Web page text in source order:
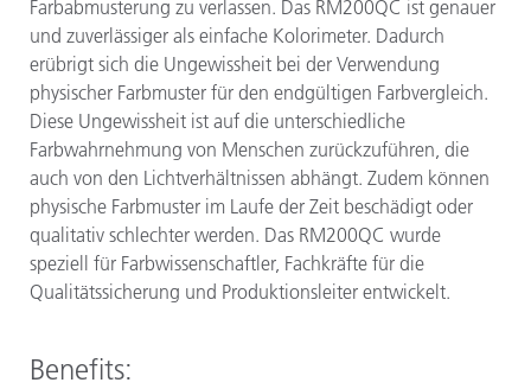
Farbabmusterung zu verlassen. Das RM200QC ist genauer
und zuverlässiger als einfache Kolorimeter. Dadurch
erübrigt sich die Ungewissheit bei der Verwendung
physischer Farbmuster für den endgültigen Farbvergleich.
Diese Ungewissheit ist auf die unterschiedliche
Farbwahrnehmung von Menschen zurückzuführen, die
auch von den Lichtverhältnissen abhängt. Zudem können
physische Farbmuster im Laufe der Zeit beschädigt oder
qualitativ schlechter werden. Das RM200QC wurde
speziell für Farbwissenschaftler, Fachkräfte für die
Qualitätssicherung und Produktionsleiter entwickelt.
Benefits: